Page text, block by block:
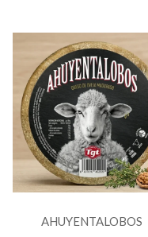
AHUYENTALOBOS